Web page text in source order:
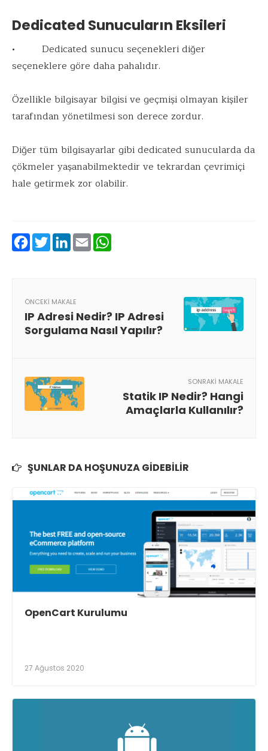
Dedicated Sunucuların Eksileri
• Dedicated sunucu seçenekleri diğer
seçeneklere göre daha pahalıdır.
Özellikle bilgisayar bilgisi ve geçmişi olmayan kişiler
tarafından yönetilmesi son derece zordur.
Diğer tüm bilgisayarlar gibi dedicated sunucularda da
çökmeler yaşanabilmektedir ve tekrardan çevrimiçi
hale getirmek zor olabilir.
Facebook
Twitter
LinkedIn
Email
ÖNCEKI MAKALE
IP Adresi Nedir? IP Adresi
Sorgulama Nasıl Yapılır?
SONRAKI MAKALE
Statik IP Nedir? Hangi
Amaçlarla Kullanılır?
ŞUNLAR DA HOŞUNUZA GIDEBILIR
OpenCart Kurulumu
27 Ağustos 2020